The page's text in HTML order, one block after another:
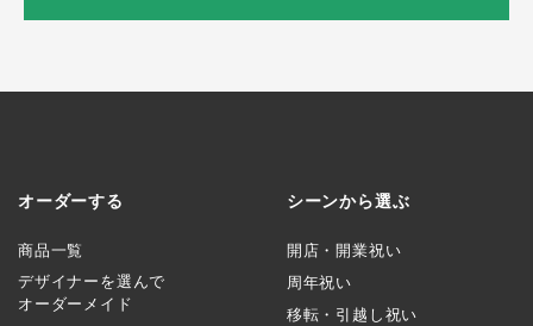
オーダーする
商品一覧
デザイナーを選んで
オーダーメイド
シーンから選ぶ
開店・開業祝い
周年祝い
移転・引越し祝い